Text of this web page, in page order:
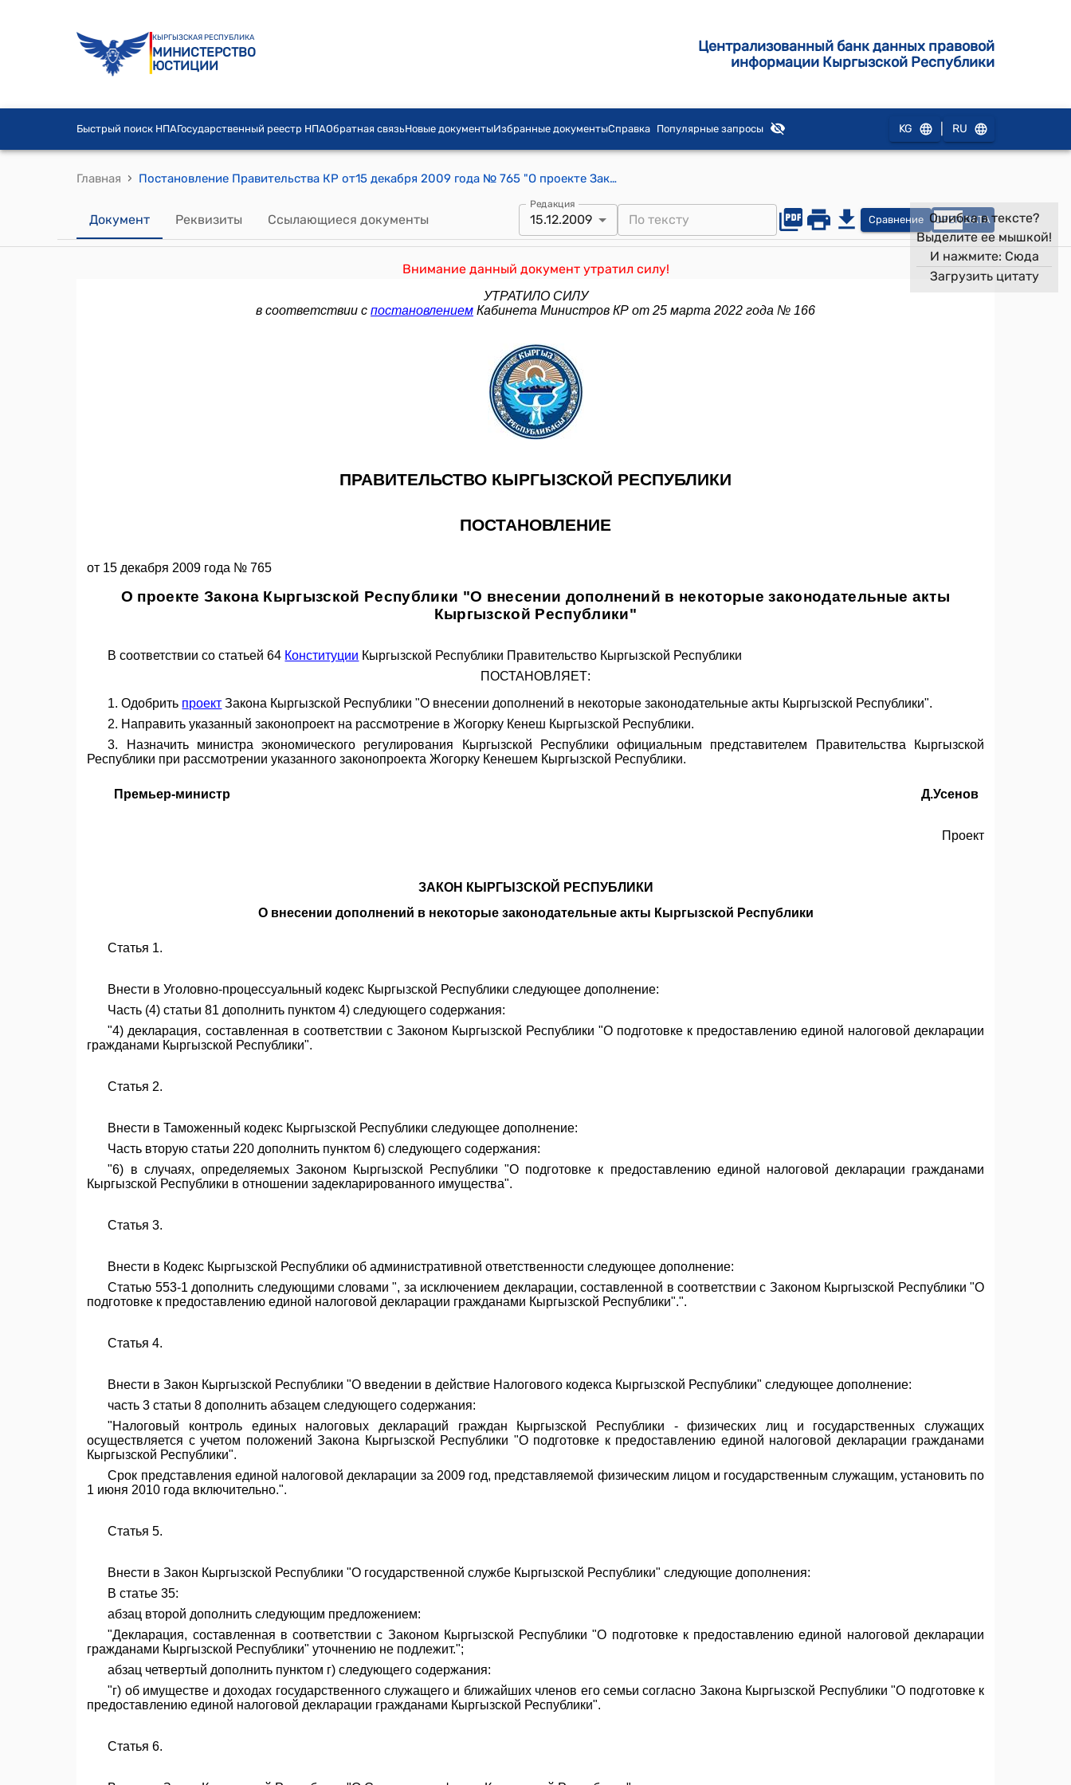
КЫРГЫЗСКАЯ РЕСПУБЛИКА
МИНИСТЕРСТВО
ЮСТИЦИИ
Централизованный банк данных правовой
информации Кыргызской Республики
Быстрый поиск НПАГосударственный реестр НПАОбратная связьНовые документыИзбранные документыСправка Популярные запросы KG RU
Главная › Постановление Правительства КР от15 декабря 2009 года № 765 "О проекте Закона Кыргызской Республики "О внесении дополнений в некоторые законодательные акты Кыргызской Республики"
Документ Реквизиты Ссылающиеся документы
Редакция
15.12.2009 Сравнение OPEN DATA
Внимание данный документ утратил силу!
Ошибка в тексте?
Выделите ее мышкой!
И нажмите: Сюда
Загрузить цитату